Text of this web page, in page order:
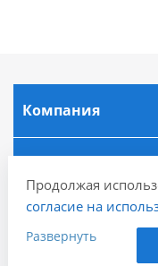
Компания
Города
Продолжая
согласие на
пользовательских
сведения о
Развернуть